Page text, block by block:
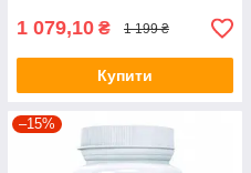
1 079,10 ₴ 1 199 ₴
Купити
–15%